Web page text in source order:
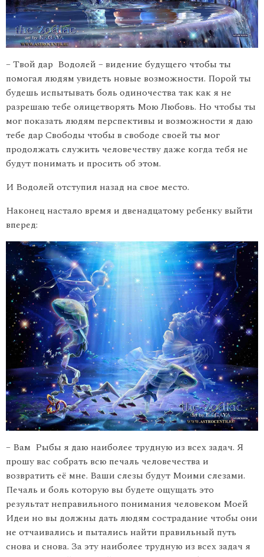
– Твой дар Водолей – видение будущего чтобы ты
помогал людям увидеть новые возможности. Порой ты
будешь испытывать боль одиночества так как я не
разрешаю тебе олицетворять Мою Любовь. Но чтобы ты
мог показать людям перспективы и возможности я даю
тебе дар Свободы чтобы в свободе своей ты мог
продолжать служить человечеству даже когда тебя не
будут понимать и просить об этом.
И Водолей отступил назад на свое место.
Наконец настало время и двенадцатому ребенку выйти
вперед:
– Вам Рыбы я даю наиболее трудную из всех задач. Я
прошу вас собрать всю печаль человечества и
возвратить её мне. Ваши слезы будут Моими слезами.
Печаль и боль которую вы будете ощущать это
результат неправильного понимания человеком Моей
Идеи но вы должны дать людям сострадание чтобы они
не отчаивались и пытались найти правильный путь
снова и снова. За эту наиболее трудную из всех задач я